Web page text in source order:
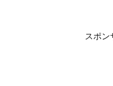
スポン